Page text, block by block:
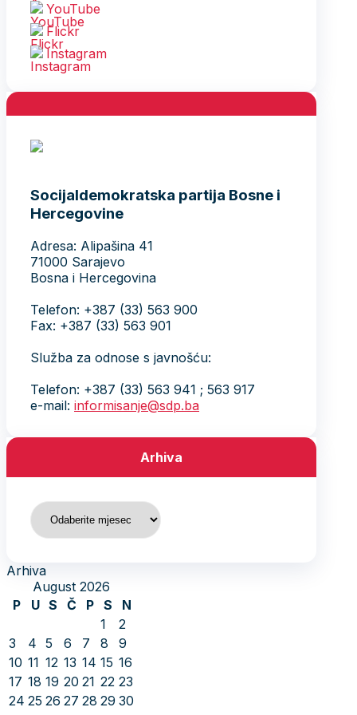
YouTube
Flickr
Instagram
Socijaldemokratska partija Bosne i
Hercegovine
Adresa: Alipašina 41
71000 Sarajevo
Bosna i Hercegovina
Telefon: +387 (33) 563 900
Fax: +387 (33) 563 901
Služba za odnose s javnošću:
Telefon: +387 (33) 563 941 ; 563 917
e-mail: informisanje@sdp.ba
Arhiva
Arhiva
Arhiva
August 2026
P
U S Č P S
N
1
2
3
4 5 6 7 8
9
10 11 12 13 14 15 16
17 18 19 20 21 22 23
24 25 26 27 28 29 30